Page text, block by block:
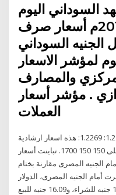
السوداني اليوم
السبت 28 ديسمبر 2019م أسعار صرف
الجنيه السوداني
لمؤشر الاسعار
والمصارف
. مؤشر أسعار
العملات
اسعار صرف العملات 20/01/2021. 1.2019: 1.2269: هذه اسعار ارشادية
فقط لمزيد من المعلومات اتصل على 150 150 1700. تباينت أسعار
اليوم الثلاثاء 31-12-2019 ، أمام الجنيه المصرى مقارنة بختام
أمام الجنيه المصرى، الدولار
الأمريكى الذى استقر سعره عند 15.99 جنيه للشراء، و16.09 جنيه للبيع